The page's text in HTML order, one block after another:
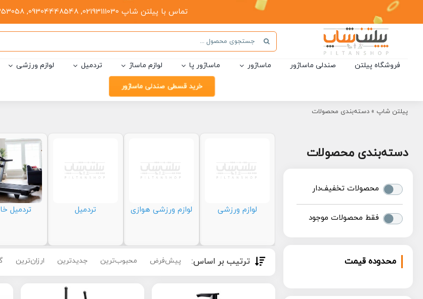
تماس با پیلتن شاپ 02193111030, 09304448548, 09212353058
جستجو
برای:
فروشگاه پیلتن صندلی ماساژور ماساژور ماساژور پا لوازم ماساژ تردمیل لوازم ورزشی
خرید قسطی صندلی ماساژور
پیلتن شاپ » دسته‌بندی محصولات
دسته‌بندی محصولات
محصولات تخفیف‌دار
فقط محصولات موجود
محدوده قیمت
لوازم ورزشی لوازم ورزشی هوازی تردمیل تردمیل
ترتیب بر اساس: پیش‌فرض محبوب‌ترین جدیدترین ارزان‌ترین